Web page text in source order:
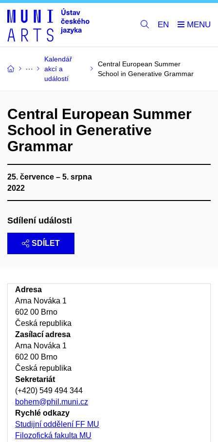
EN
Kalendář
akcí a
událostí
Central European Summer
School in Generative Grammar
Central European Summer
School in Generative
Grammar
25. července – 5. srpna
2022
Sdílení události
SDÍLET
Adresa
Arna Nováka 1
602 00 Brno
Česká republika
Zasílací adresa
Arna Nováka 1
602 00 Brno
Česká republika
Sekretariát
(+420) 549 494 344
bohem@phil.muni.cz
Rychlé odkazy
Studijní oddělení FF MU
Filozofická fakulta MU